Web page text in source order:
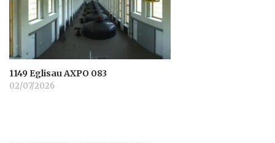
1149 Eglisau AXPO 083
02/07/2026